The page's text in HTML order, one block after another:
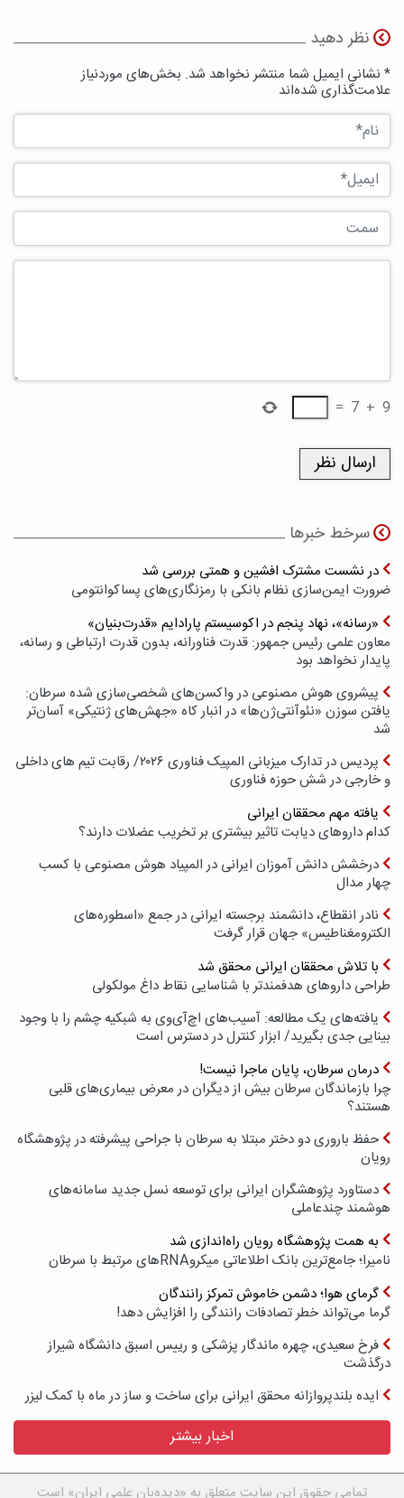
نظر دهید
* نشانی ایمیل شما منتشر نخواهد شد. بخش‌های موردنیاز
علامت‌گذاری شده‌اند
9
+
7
=
سرخط خبرها
در نشست مشترک افشین و همتی بررسی شد
ضرورت ایمن‌سازی نظام بانکی با رمزنگاری‌های پسا‌کوانتومی
«رسانه»، نهاد پنجم در اکوسیستم پارادایم «قدرت‌بنیان»
معاون علمی رئیس جمهور: قدرت فناورانه، بدون قدرت ارتباطی و رسانه،
پایدار نخواهد بود
پیشروی هوش مصنوعی در واکسن‌های شخصی‌سازی شده سرطان:
یافتن سوزن «نئوآنتی‌ژن‌ها» در انبار کاه «جهش‌های ژنتیکی» آسان‌تر
شد
پردیس در تدارک میزبانی المپیک فناوری ۲۰۲۶/ رقابت تیم های داخلی
و خارجی در شش حوزه فناوری
یافته مهم محققان ایرانی
کدام داروهای دیابت تاثیر بیشتری بر تخریب عضلات دارند؟
درخشش دانش آموزان ایرانی در المپیاد هوش مصنوعی با کسب
چهار مدال
نادر انقطاع، دانشمند برجسته ایرانی در جمع «اسطوره‌های
الکترومغناطیس» جهان قرار گرفت
با تلاش محققان ایرانی محقق شد
طراحی داروهای هدفمندتر با شناسایی نقاط داغ مولکولی
یافته‌های یک مطالعه: آسیب‌های اچ‌آی‌وی به شبکیه چشم را با وجود
بینایی جدی بگیرید/ ابزار کنترل در دسترس است
درمان سرطان، پایان ماجرا نیست!
چرا بازماندگان سرطان بیش از دیگران در معرض بیماری‌های قلبی
هستند؟
حفظ باروری دو دختر مبتلا به سرطان با جراحی پیشرفته در پژوهشگاه
رویان
دستاورد پژوهشگران ایرانی برای توسعه نسل جدید سامانه‌های
هوشمند چندعاملی
به همت پژوهشگاه رویان راه‌اندازی شد
نامیرا؛ جامع‌ترین بانک اطلاعاتی میکروRNAهای مرتبط با سرطان
گرمای هوا؛ دشمن خاموش تمرکز رانندگان
گرما می‌تواند خطر تصادفات رانندگی را افزایش دهد!
فرخ سعیدی، چهره ماندگار پزشکی و رییس اسبق دانشگاه شیراز
درگذشت
ایده بلندپروازانه محقق ایرانی برای ساخت و ساز در ماه با کمک لیزر
اخبار بیشتر
تمامی حقوق این سایت متعلق به «دیده‌بان علمی ایران» است